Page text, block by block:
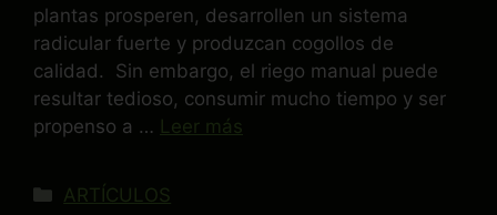
plantas prosperen, desarrollen un sistema
radicular fuerte y produzcan cogollos de
calidad. Sin embargo, el riego manual puede
resultar tedioso, consumir mucho tiempo y ser
propenso a … Leer más
ARTÍCULOS